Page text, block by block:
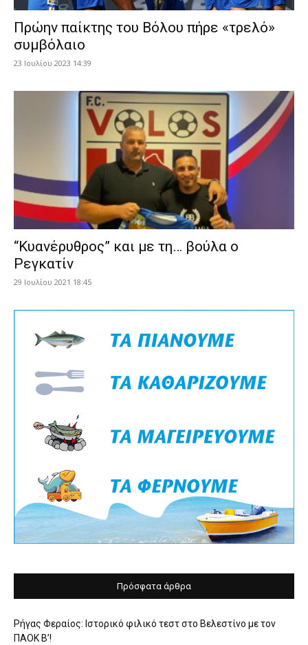
Πρώην παίκτης του Βόλου πήρε «τρελό»
συμβόλαιο
23 Ιουλίου 2023 14:39
“Κυανέρυθρος” και με τη… βούλα ο
Ρεγκατίν
29 Ιουλίου 2021 18:45
Πρόσφατα άρθρα
Ρήγας Φεραίος: Ιστορικό φιλικό τεστ στο Βελεστίνο με τον
ΠΑΟΚ Β’!